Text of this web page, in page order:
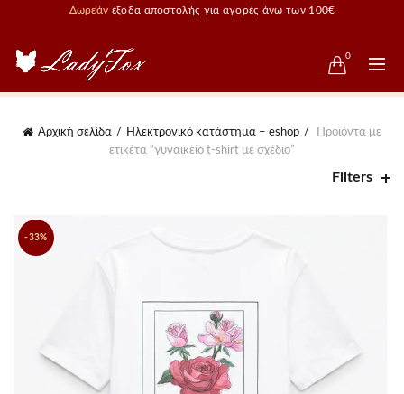
Δωρεάν έξοδα αποστολής για αγορές άνω των 100€
0
Αρχική σελίδα Ηλεκτρονικό κατάστημα – eshop
Προϊόντα με
ετικέτα “γυναικείο t-shirt με σχέδιο”
Filters
-33%